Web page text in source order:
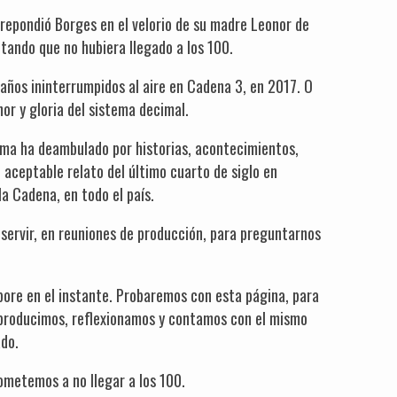
Borges en el velorio de su madre Leonor de
que no hubiera llegado a los 100.
ininterrumpidos al aire en Cadena 3, en 2017. O
y gloria del sistema decimal.
ha deambulado por historias, acontecimientos,
relato del último cuarto de siglo en
Cadena, en todo el país.
en reuniones de producción, para preguntarnos
en el instante. Probaremos con esta página, para
reflexionamos y contamos con el mismo
a no llegar a los 100.